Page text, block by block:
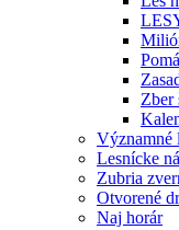
Zber
Významné
Lesnícke
Zubria
Otvorené
Naj horár